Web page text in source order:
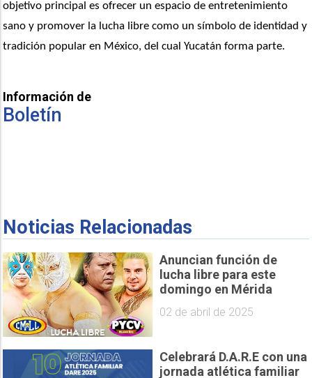
objetivo principal es ofrecer un espacio de entretenimiento
sano y promover la lucha libre como un símbolo de identidad y
tradición popular en México, del cual Yucatán forma parte.
Información de
Boletín
Noticias Relacionadas
Anuncian función de
lucha libre para este
domingo en Mérida
02 de abril de 2025
Celebrará D.A.R.E con una
jornada atlética familiar